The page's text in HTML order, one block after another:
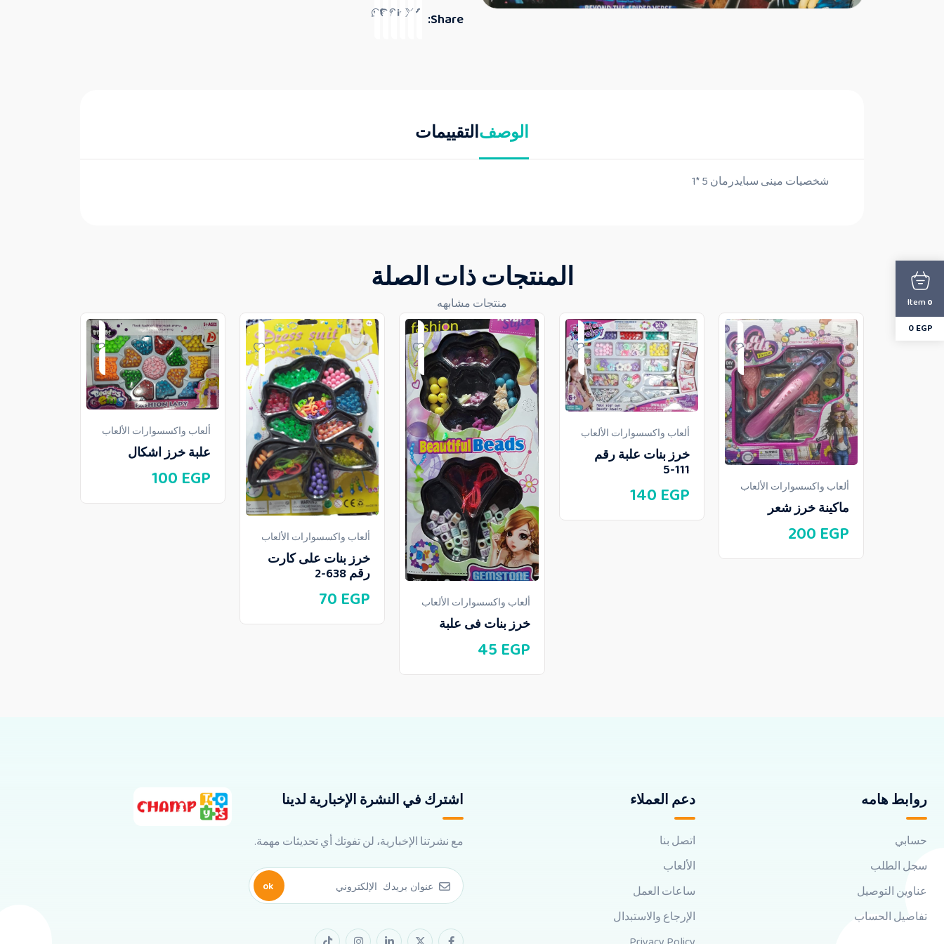
Share:
الوصفالتقييمات
شخصيات مينى سبايدرمان 5 *1
المنتجات ذات الصلة
منتجات مشابهه
ألعاب واكسسوارات الألعاب
ماكينة خرز شعر
200 EGP
ألعاب واكسسوارات الألعاب
خرز بنات علبة رقم
111-5
140 EGP
ألعاب واكسسوارات الألعاب
خرز بنات فى علبة
45 EGP
ألعاب واكسسوارات الألعاب
خرز بنات على كارت
رقم 638-2
70 EGP
ألعاب واكسسوارات الألعاب
علبة خرز اشكال
100 EGP
روابط هامه
حسابي
سجل الطلب
عناوين التوصيل
تفاصيل الحساب
دعم العملاء
اتصل بنا
الألعاب
ساعات العمل
الإرجاع والاستبدال
اشترك في النشرة الإخبارية لدينا
مع نشرتنا الإخبارية، لن تفوتك أي تحديثات مهمة.
ok
0
Item
0EGP